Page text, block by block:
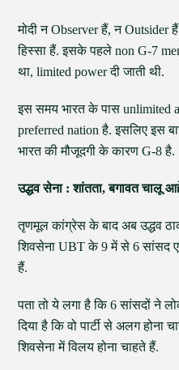
मोदी न Observer हैं, न Outsider
हिस्सा हैं. इसके पहले non G-7
था, limited power दी जाती थी.
इस समय भारत के पास unlimited
preferred nation है. इसलिए इस
भारत की मौजूदगी के कारण G-8 है.
उद्धव सेना : शांतता, बगावत चालू
तृणमूल कांग्रेस के बाद अब उद्धव
शिवसेना UBT के 9 में से 6 सांसद
हैं.
पता तो ये लगा है कि 6 सांसदों ने
दिया है कि वो पार्टी से अलग
शिवसेना में विलय होना चाहते हैं.